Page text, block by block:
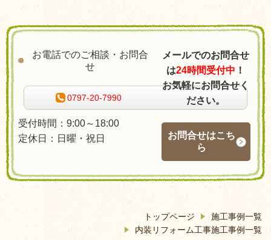
メールでのお問合せ
は24時間受付中 ！
お気軽にお問合せく
ださい。
お問合せはこち
ら
お電話でのご相談・お問合
せ
0797-20-7990
受付時間：9:00～18:00
定休日：日曜・祝日
トップページ
施工事例一覧
内装リフォーム工事施工事例一覧